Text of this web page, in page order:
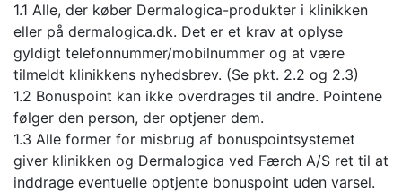
1.1 Alle, der køber Dermalogica-produkter i klinikken
eller på dermalogica.dk. Det er et krav at oplyse
gyldigt telefonnummer/mobilnummer og at være
tilmeldt klinikkens nyhedsbrev. (Se pkt. 2.2 og 2.3)
1.2 Bonuspoint kan ikke overdrages til andre. Pointene
følger den person, der optjener dem.
1.3 Alle former for misbrug af bonuspointsystemet
giver klinikken og Dermalogica ved Færch A/S ret til at
inddrage eventuelle optjente bonuspoint uden varsel.